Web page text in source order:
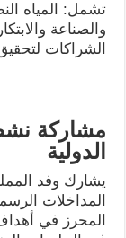
تشمل: المياه
والصناعة
الشراكات
مشاركة
الدولية
يشارك وفد
المداخلات
المحرز في